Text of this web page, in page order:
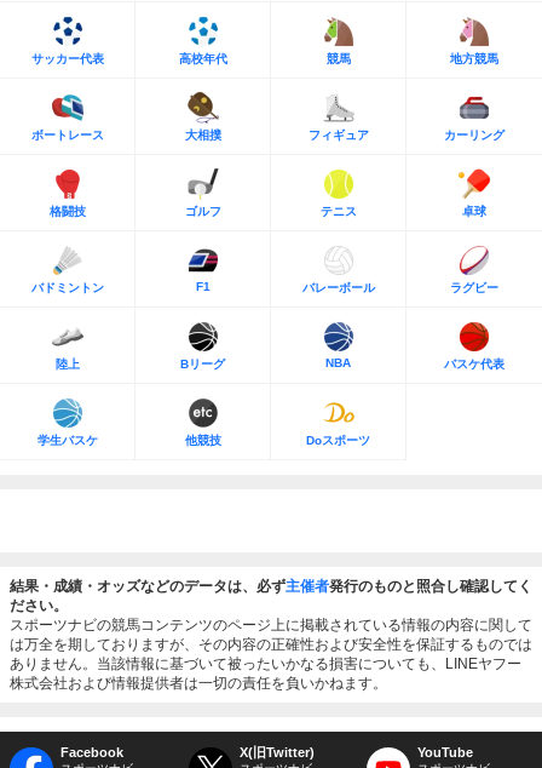
サッカー代表 高校年代 競馬 地方競馬
ボートレース 大相撲 フィギュア カーリング
格闘技 ゴルフ テニス 卓球
バドミントン F1 バレーボール ラグビー
陸上 Bリーグ NBA バスケ代表
学生バスケ 他競技 Doスポーツ
結果・成績・オッズなどのデータは、必ず主催者発行のものと照合し確認してく
ださい。
スポーツナビの競馬コンテンツのページ上に掲載されている情報の内容に関して
は万全を期しておりますが、その内容の正確性および安全性を保証するものでは
ありません。当該情報に基づいて被ったいかなる損害についても、LINEヤフー
株式会社および情報提供者は一切の責任を負いかねます。
Facebook X(旧Twitter) YouTube